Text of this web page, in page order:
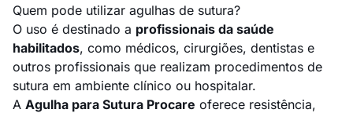
Quem pode utilizar agulhas de sutura?
O uso é destinado a profissionais da saúde
habilitados, como médicos, cirurgiões, dentistas e
outros profissionais que realizam procedimentos de
sutura em ambiente clínico ou hospitalar.
A Agulha para Sutura Procare oferece resistência,